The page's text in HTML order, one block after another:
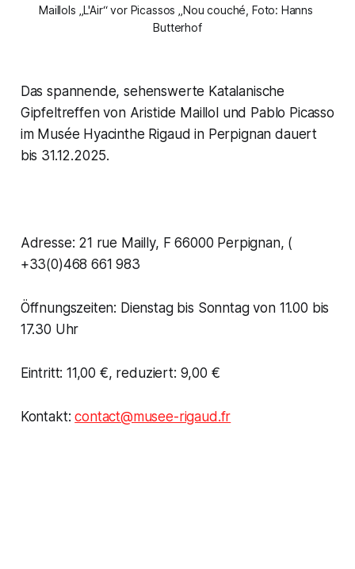
Maillols „L'Air“ vor Picassos „Nou couché, Foto: Hanns
Butterhof
Das spannende, sehenswerte Katalanische
Gipfeltreffen von Aristide Maillol und Pablo Picasso
im Musée Hyacinthe Rigaud in Perpignan dauert
bis 31.12.2025.
Adresse: 21 rue Mailly, F 66000 Perpignan, (
+33(0)468 661 983
Öffnungszeiten: Dienstag bis Sonntag von 11.00 bis
17.30 Uhr
Eintritt: 11,00 €, reduziert: 9,00 €
Kontakt:contact@musee-rigaud.fr